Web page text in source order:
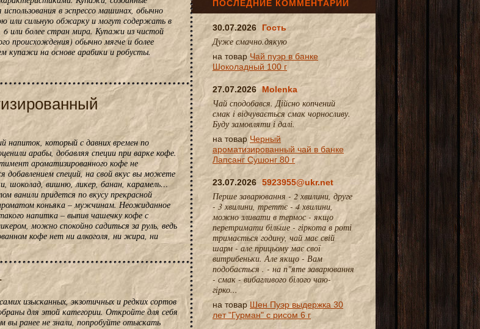
использования в эспрессо машинах, обычно
или сильную обжарку и могут содержать в
6 или более стран мира. Купажи из чистой
происхождения) обычно мягче и более
купажи на основе арабики и робусты.
напиток, который с давних времен по
арабы, добавляя специи при варке кофе.
ароматизированного кофе не
добавлением специй, на свой вкус вы можете
шоколад, вишню, ликер, банан, карамель…
ванили придется по вкусу прекрасной
коньяка – мужчинам. Неожиданное
напитка – выпив чашечку кофе с
можно спокойно садиться за руль, ведь
кофе нет ни алкоголя, ни жира, ни
изысканных, экзотичных и редких сортов
для этой категории. Откройте для себя
вы ранее не знали, попробуйте отыскать
ПОСЛЕДНИЕ КОММЕНТАРИИ
30.07.2026 Гость
Дуже смачно.дякую
на товар Чай пуэр в банке
Шоколадный 100 г
27.07.2026 Molenka
Чай сподобався. Дійсно копчений
смак і відчувається смак чорносливу.
Буду замовляти і далі.
на товарЧерный
ароматизированный чай в банке
Лапсанг Сушонг 80 г
23.07.2026 5923955@ukr.net
Перше заварювання - 2 хвилини, друге
- 3 хвилини, треттє - 4 хвилини,
можно зливати в термос - якщо
перетримати більше - гіркота в роті
тримається годину, чай має свій
шарм - але прицьому має свої
витрибеньки. Але якщо - Вам
подобається . - на п"яте заварювання
- смак - вибагливого білого чаю-
гірко...
на товар Шен Пуэр выдержка 30
лет "Гурман" с рисом 6 г